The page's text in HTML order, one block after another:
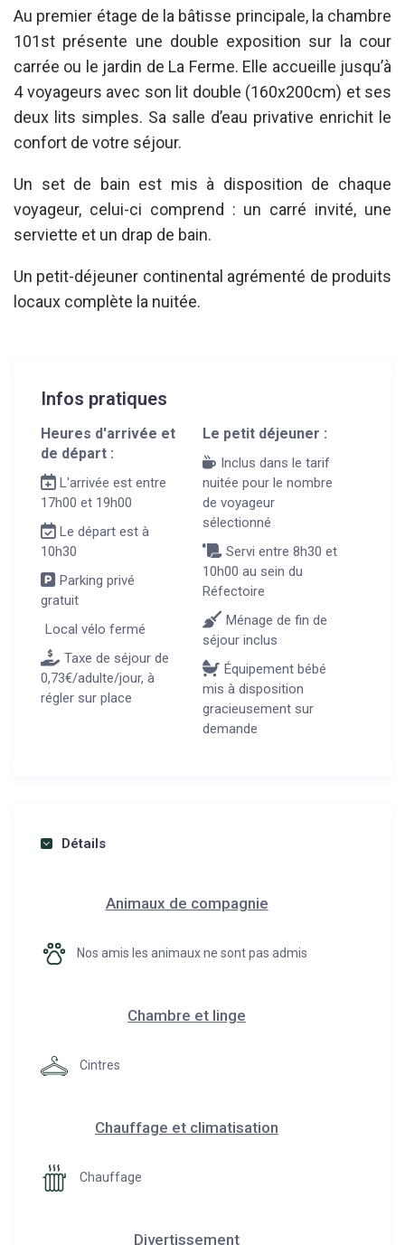
Au premier étage de la bâtisse principale, la chambre
101st présente une double exposition sur la cour
carrée ou le jardin de La Ferme. Elle accueille jusqu’à
4 voyageurs avec son lit double (160x200cm) et ses
deux lits simples. Sa salle d’eau privative enrichit le
confort de votre séjour.
Un set de bain est mis à disposition de chaque
voyageur, celui-ci comprend : un carré invité, une
serviette et un drap de bain.
Un petit-déjeuner continental agrémenté de produits
locaux complète la nuitée.
Infos pratiques
Heures d'arrivée et
de départ :
L'arrivée est entre
17h00 et 19h00
Le départ est à
10h30
Parking privé
gratuit
Local vélo fermé
Taxe de séjour de
0,73€/adulte/jour, à
régler sur place
Le petit déjeuner :
Inclus dans le tarif
nuitée pour le nombre
de voyageur
sélectionné
Servi entre 8h30 et
10h00 au sein du
Réfectoire
Ménage de fin de
séjour inclus
Équipement bébé
mis à disposition
gracieusement sur
demande
Détails
Animaux de compagnie
Nos amis les animaux ne sont pas admis
Chambre et linge
Cintres
Chauffage et climatisation
Chauffage
Divertissement